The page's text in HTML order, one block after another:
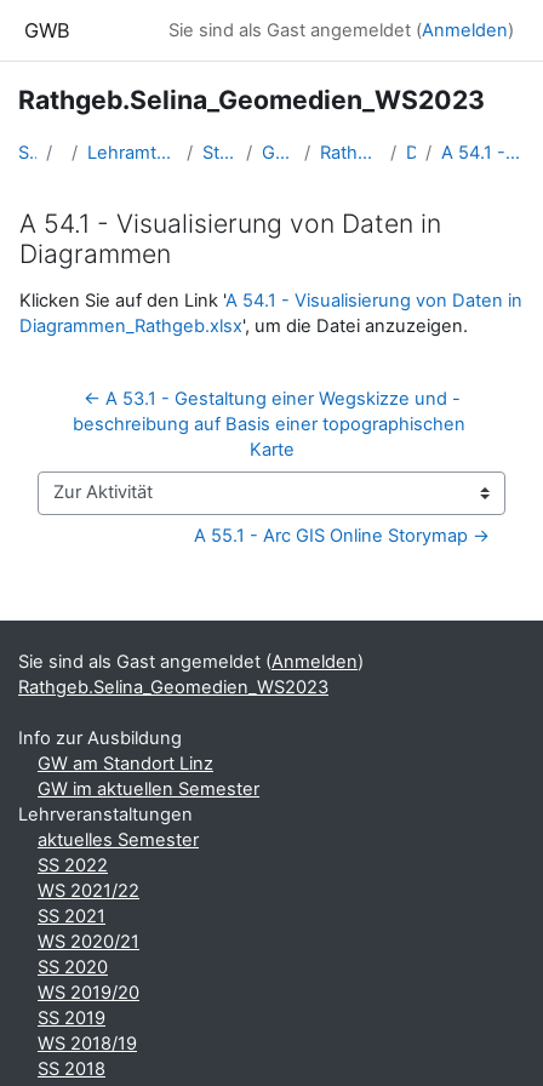
GWB Sie sind als Gast angemeldet (Anmelden)
Rathgeb.Selina_Geomedien_WS2023
Startseite Kurse Lehramtsausbildung GW im Cluster Österreich Mitte Studentische Lernkurse Geomedien - WS 2023 Rathgeb.Selina_Geomedien_WS2023 Diagramme A 54.1 - Visualisierung von Daten in Diagrammen
A 54.1 - Visualisierung von Daten in
Diagrammen
Abschlussbedingungen
Klicken Sie auf den Link 'A 54.1 - Visualisierung von Daten in
Diagrammen_Rathgeb.xlsx', um die Datei anzuzeigen.
← A 53.1 - Gestaltung einer Wegskizze und -
beschreibung auf Basis einer topographischen
Karte
Zur Aktivität
A 55.1 - Arc GIS Online Storymap →
Ergänzungsblöcke
Sie sind als Gast angemeldet (Anmelden)
Rathgeb.Selina_Geomedien_WS2023
Info zur Ausbildung
GW am Standort Linz
GW im aktuellen Semester
Lehrveranstaltungen
aktuelles Semester
SS 2022
WS 2021/22
SS 2021
WS 2020/21
SS 2020
WS 2019/20
SS 2019
WS 2018/19
SS 2018